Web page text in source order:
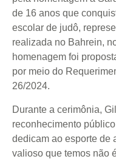
de 16 anos que
escolar de judô,
realizada no Bahrein,
homenagem foi
por meio do
26/2024.
Durante a cerimônia,
reconhecimento
dedicam ao esporte de
valioso que temos não